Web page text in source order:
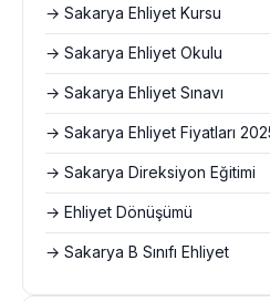
→ Sakarya Ehliyet Kursu
→ Sakarya Ehliyet Okulu
→ Sakarya Ehliyet Sınavı
→ Sakarya Ehliyet Fiyatları
→ Sakarya Direksiyon Eğitimi
→ Ehliyet Dönüşümü
→ Sakarya B Sınıfı Ehliyet